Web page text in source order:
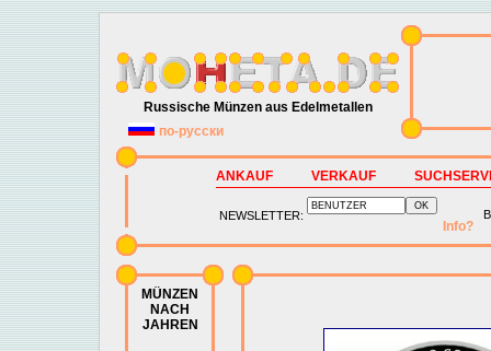
Russische Münzen aus Edelmetallen
по-русски
ANKAUF VERKAUF
NEWSLETTER:
Info?
MÜNZEN
NACH
JAHREN